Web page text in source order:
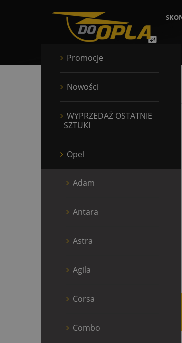
Promocje
Nowości
WYPRZEDAŻ OSTATNIE
SZTUKI
Opel
Adam
Antara
Astra
Agila
Corsa
Combo